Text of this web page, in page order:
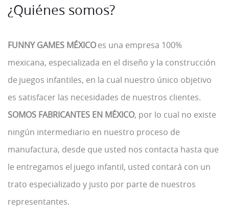
¿Quiénes somos?
FUNNY GAMES MÉXICOes una empresa 100%
mexicana, especializada en el diseño y la construcción
de juegos infantiles, en la cual nuestro único objetivo
es satisfacer las necesidades de nuestros clientes.
SOMOS FABRICANTES EN MÉXICO, por lo cual no existe
ningún intermediario en nuestro proceso de
manufactura, desde que usted nos contacta hasta que
le entregamos el juego infantil, usted contará con un
trato especializado y justo por parte de nuestros
representantes.